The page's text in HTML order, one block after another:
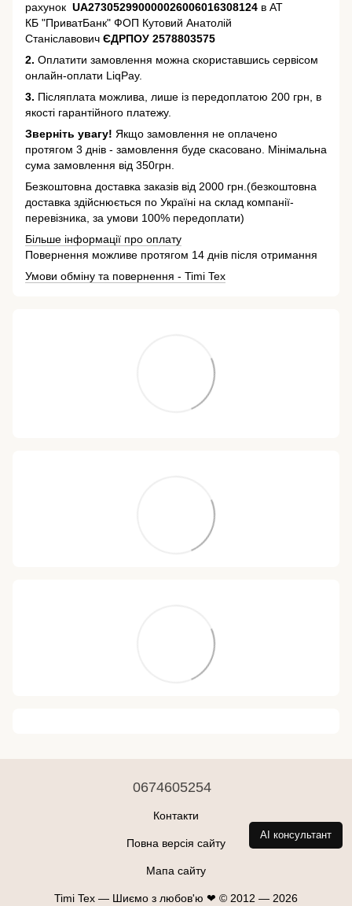
рахунок UA273052990000026006016308124 в АТ
КБ "ПриватБанк" ФОП Кутовий Анатолій
Станіславович ЄДРПОУ 2578803575
2. Оплатити замовлення можна скориставшись сервісом
онлайн-оплати LiqPay.
3. Післяплата можлива, лише із передоплатою 200 грн, в
якості гарантійного платежу.
Зверніть увагу! Якщо замовлення не оплачено
протягом 3 днів - замовлення буде скасовано. Мінімальна
сума замовлення від 350грн.
Безкоштовна доставка заказів від 2000 грн.(безкоштовна
доставка здійснюється по Україні на склад компанії-
перевізника, за умови 100% передоплати)
Більше інформації про оплату
Повернення можливе протягом 14 днів після отримання
Умови обміну та повернення - Timi Tex
0674605254
Контакти
Повна версія сайту
Мапа сайту
Timi Tex — Шиємо з любов'ю ❤ © 2012 — 2026
AI консультант